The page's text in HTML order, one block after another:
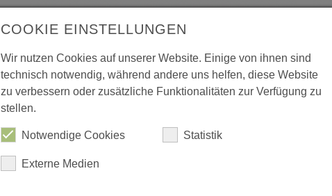
COOKIE EINSTELLUNGEN
Wir nutzen Cookies auf unserer Website. Einige von ihnen sind
technisch notwendig, während andere uns helfen, diese Website
zu verbessern oder zusätzliche Funktionalitäten zur Verfügung zu
stellen.
Notwendige Cookies Statistik
Externe Medien